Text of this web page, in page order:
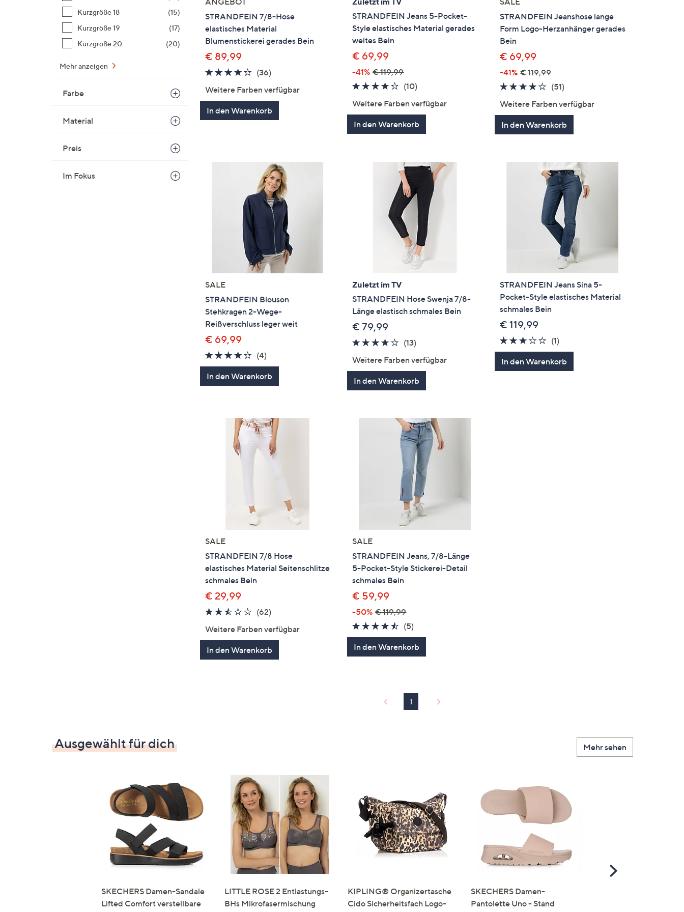
Kurzgröße 18
(15)
Kurzgröße 19
(17)
Kurzgröße 20
(20)
Mehr anzeigen
Farbe
Material
Preis
Im Fokus
STRANDFEIN 7/8-Hose
elastisches Material
Blumenstickerei gerades Bein
€ 89,99
4.2
5
(36)36
Weitere Farben verfügbar
In den Warenkorb
STRANDFEIN Jeans 5-Pocket-
Style elastisches Material gerades
weites Bein
€ 69,99
-41% € 119,99
4.2
5
(10)
Weitere Farben verfügbar
In den Warenkorb
STRANDFEIN Jeanshose lange
Form Logo-Herzanhänger gerades
Bein
€ 69,99
-41% € 119,99
4.1
5
(51)
Weitere Farben verfügbar
In den Warenkorb
SALE
STRANDFEIN Blouson
Stehkragen 2-Wege-
Reißverschluss leger weit
€ 69,99
3.8
von
5
(4)4
Bewertungen
In den Warenkorb
Zuletzt im TV
STRANDFEIN Hose Swenja 7/8-
Länge elastisch schmales Bein
€ 79,99
3.6
(13)
Weitere Farben verfügbar
In den Warenkorb
STRANDFEIN Jeans Sina 5-
Pocket-Style elastisches Material
schmales Bein
€ 119,99
3.0
von
5
(1)
Bewertungen
In den Warenkorb
SALE
STRANDFEIN 7/8 Hose
elastisches Material Seitenschlitze
schmales Bein
€ 29,99
2.5
5
(62)62
Weitere Farben verfügbar
In den Warenkorb
SALE
STRANDFEIN Jeans, 7/8-Länge
5-Pocket-Style Stickerei-Detail
schmales Bein
€ 59,99
-50% € 119,99
4.4
von
5
(5)
Bewertungen
In den Warenkorb
1
Ausgewählt für dich Mehr sehen
SKECHERS Damen-Sandale
Lifted Comfort verstellbare
LITTLE ROSE 2 Entlastungs-
BHs Mikrofasermischung
KIPLING® Organizertasche
Cido Sicherheitsfach Logo-
SKECHERS Damen-
Pantolette Uno - Stand
Scroll